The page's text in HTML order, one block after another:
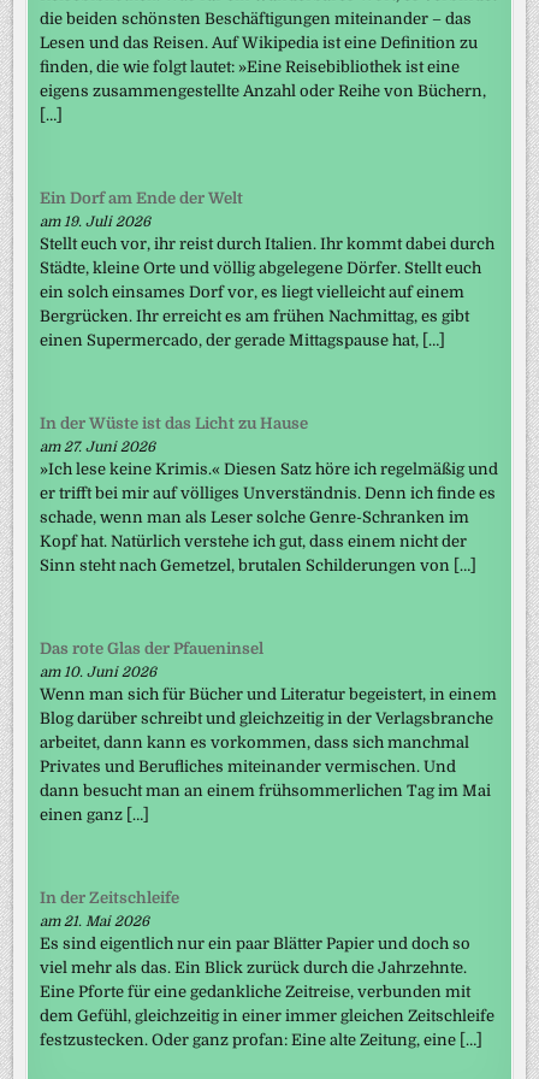
die beiden schönsten Beschäftigungen miteinander – das
Lesen und das Reisen. Auf Wikipedia ist eine Definition zu
finden, die wie folgt lautet: »Eine Reisebibliothek ist eine
eigens zusammengestellte Anzahl oder Reihe von Büchern,
[…]
Ein Dorf am Ende der Welt
am 19. Juli 2026
Stellt euch vor, ihr reist durch Italien. Ihr kommt dabei durch
Städte, kleine Orte und völlig abgelegene Dörfer. Stellt euch
ein solch einsames Dorf vor, es liegt vielleicht auf einem
Bergrücken. Ihr erreicht es am frühen Nachmittag, es gibt
einen Supermercado, der gerade Mittagspause hat, […]
In der Wüste ist das Licht zu Hause
am 27. Juni 2026
»Ich lese keine Krimis.« Diesen Satz höre ich regelmäßig und
er trifft bei mir auf völliges Unverständnis. Denn ich finde es
schade, wenn man als Leser solche Genre-Schranken im
Kopf hat. Natürlich verstehe ich gut, dass einem nicht der
Sinn steht nach Gemetzel, brutalen Schilderungen von […]
Das rote Glas der Pfaueninsel
am 10. Juni 2026
Wenn man sich für Bücher und Literatur begeistert, in einem
Blog darüber schreibt und gleichzeitig in der Verlagsbranche
arbeitet, dann kann es vorkommen, dass sich manchmal
Privates und Berufliches miteinander vermischen. Und
dann besucht man an einem frühsommerlichen Tag im Mai
einen ganz […]
In der Zeitschleife
am 21. Mai 2026
Es sind eigentlich nur ein paar Blätter Papier und doch so
viel mehr als das. Ein Blick zurück durch die Jahrzehnte.
Eine Pforte für eine gedankliche Zeitreise, verbunden mit
dem Gefühl, gleichzeitig in einer immer gleichen Zeitschleife
festzustecken. Oder ganz profan: Eine alte Zeitung, eine […]